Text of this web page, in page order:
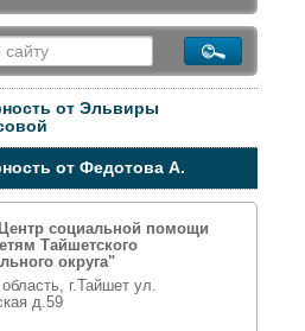
от Эльвиры
от Федотова А.
социальной помощи
Тайшетского
округа"
область, г.Тайшет ул.
д.59